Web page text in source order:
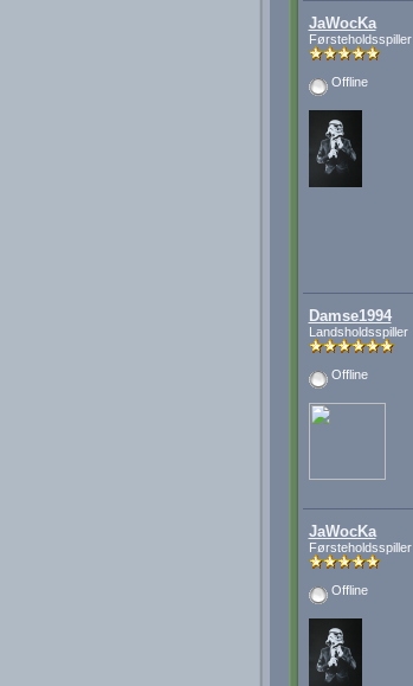
JaWocKa
Førsteholdsspiller
Offline
Damse1994
Landsholdsspiller
Offline
JaWocKa
Førsteholdsspiller
Offline